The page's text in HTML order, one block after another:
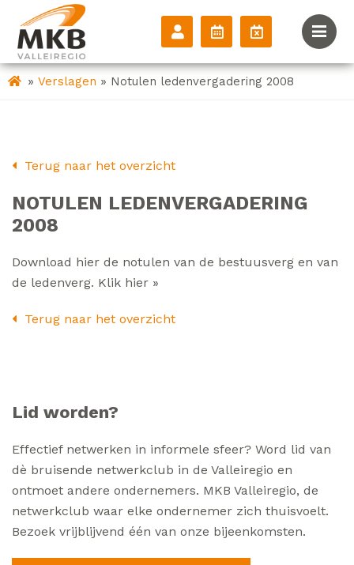
» Verslagen » Notulen ledenvergadering 2008
Terug naar het overzicht
NOTULEN LEDENVERGADERING
2008
Download hier de notulen van de bestuusverg en van
de ledenverg. Klik hier »
Terug naar het overzicht
Lid worden?
Effectief netwerken in informele sfeer? Word lid van
dè bruisende netwerkclub in de Valleiregio en
ontmoet andere ondernemers. MKB Valleiregio, de
netwerkclub waar elke ondernemer zich thuisvoelt.
Bezoek vrijblijvend één van onze bijeenkomsten.